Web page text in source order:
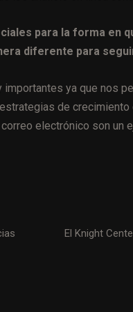
para la forma en
diferente para
ya que nos
de
electrónico son un
El Knight